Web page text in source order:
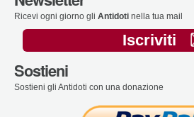
Ricevi ogni giorno gli Antidoti nella tua mail
Iscriviti
Sostieni
Sostieni gli Antidoti con una donazione